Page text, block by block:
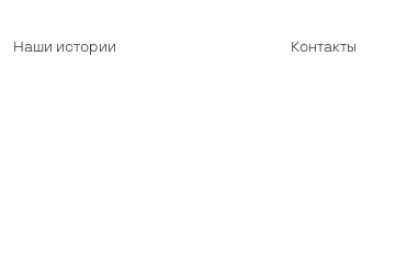
Наши истории Контакты